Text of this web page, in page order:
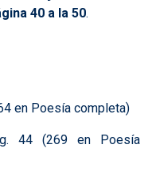
40 a la 50.
en Poesía completa)
44 (269 en Poesía